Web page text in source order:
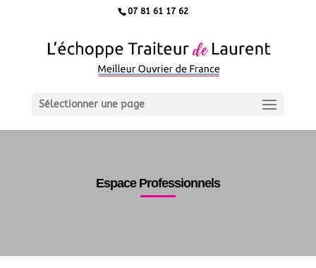
07 81 61 17 62
Sélectionner une page
Espace Professionnels